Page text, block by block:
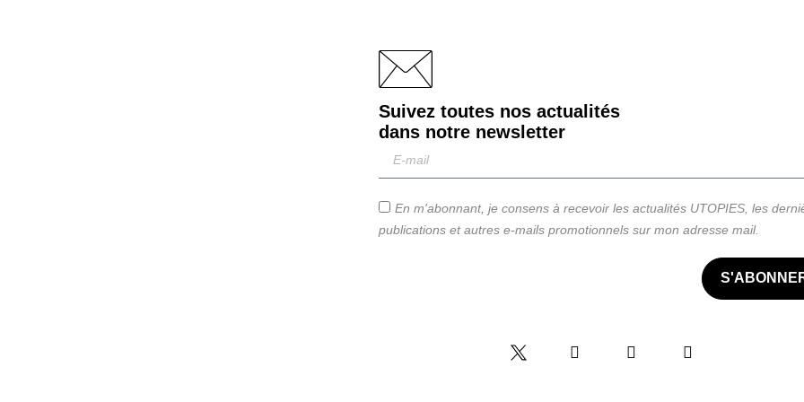
Suivez toutes nos actualités
dans notre newsletter
En m'abonnant, je consens à recevoir les actualités UTOPIES, les
publications et autres e-mails promotionnels sur mon adresse mail.